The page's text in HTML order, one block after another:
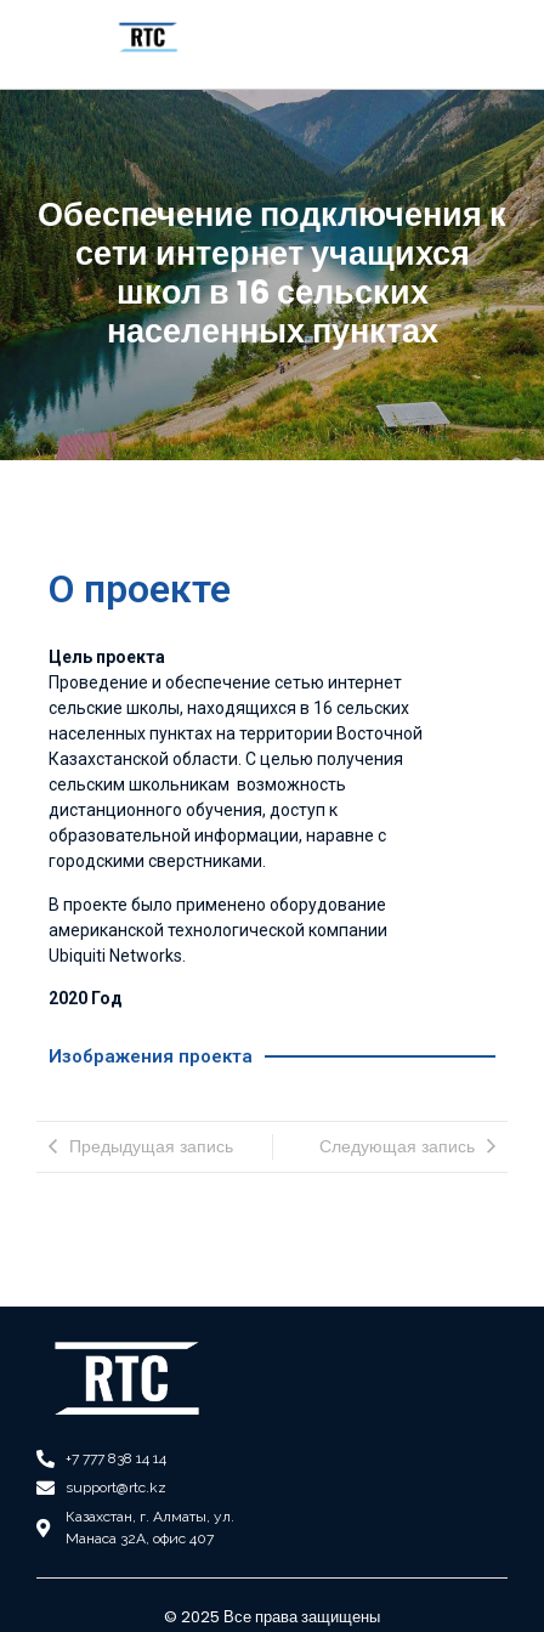
Обеспечение подключения к
сети интернет учащихся
школ в 16 сельских
населенных пунктах
О проекте
Цель проекта
Проведение и обеспечение сетью интернет
сельские школы, находящихся в 16 сельских
населенных пунктах на территории Восточной
Казахстанской области. С целью получения
сельским школьникам возможность
дистанционного обучения, доступ к
образовательной информации, наравне с
городскими сверстниками.
В проекте было применено оборудование
американской технологической компании
Ubiquiti Networks.
2020 Год
Изображения проекта
Предыдущая запись Следующая запись
+7 777 838 14 14
support@rtc.kz
Казахстан, г. Алматы, ул.
Манаса 32А, офис 407
© 2025 Все права защищены